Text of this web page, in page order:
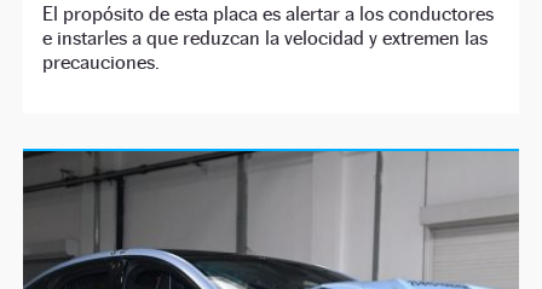
El propósito de esta placa es alertar a los conductores
e instarles a que reduzcan la velocidad y extremen las
precauciones.